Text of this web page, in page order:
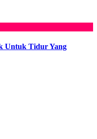
Untuk Tidur Yang